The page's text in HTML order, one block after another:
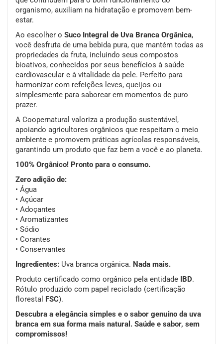
organismo, auxiliam na hidratação e promovem bem-
estar.
Ao escolher o Suco Integral de Uva Branca Orgânica,
você desfruta de uma bebida pura, que mantém todas as
propriedades da fruta, incluindo seus compostos
bioativos, conhecidos por seus benefícios à saúde
cardiovascular e à vitalidade da pele. Perfeito para
harmonizar com refeições leves, queijos ou
simplesmente para saborear em momentos de puro
prazer.
A Coopernatural valoriza a produção sustentável,
apoiando agricultores orgânicos que respeitam o meio
ambiente e promovem práticas agrícolas responsáveis,
garantindo um produto que faz bem a você e ao planeta.
100% Orgânico! Pronto para o consumo.
Zero adição de:
• Água
• Açúcar
• Adoçantes
• Aromatizantes
• Sódio
• Corantes
• Conservantes
Ingredientes: Uva branca orgânica. Nada mais.
Produto certificado como orgânico pela entidade IBD.
Rótulo produzido com papel reciclado (certificação
florestal FSC).
Descubra a elegância simples e o sabor genuíno da uva
branca em sua forma mais natural. Saúde e sabor, sem
compromissos!